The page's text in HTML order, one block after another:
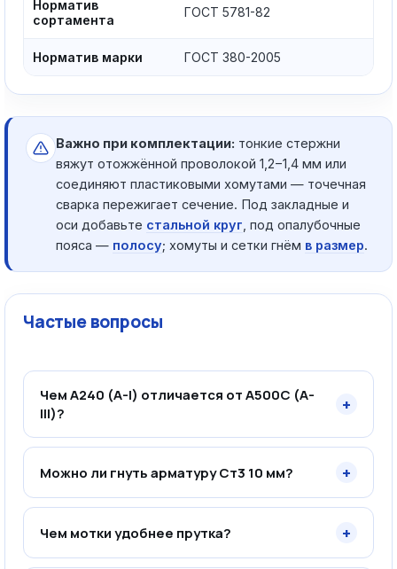
Норматив
сортамента
ГОСТ 5781-82
Норматив марки ГОСТ 380-2005
Важно при комплектации: тонкие стержни
вяжут отожжённой проволокой 1,2−1,4 мм или
соединяют пластиковыми хомутами — точечная
сварка пережигает сечение. Под закладные и
оси добавьте стальной круг , под опалубочные
пояса — полосу; хомуты и сетки гнём в размер.
Частые вопросы
Чем А240 (А-I) отличается от А500С (А-
III)?
+
Можно ли гнуть арматуру Ст3 10 мм? +
Чем мотки удобнее прутка? +